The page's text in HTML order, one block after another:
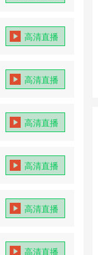
高清直播
高清直播
高清直播
高清直播
高清直播
高清直播